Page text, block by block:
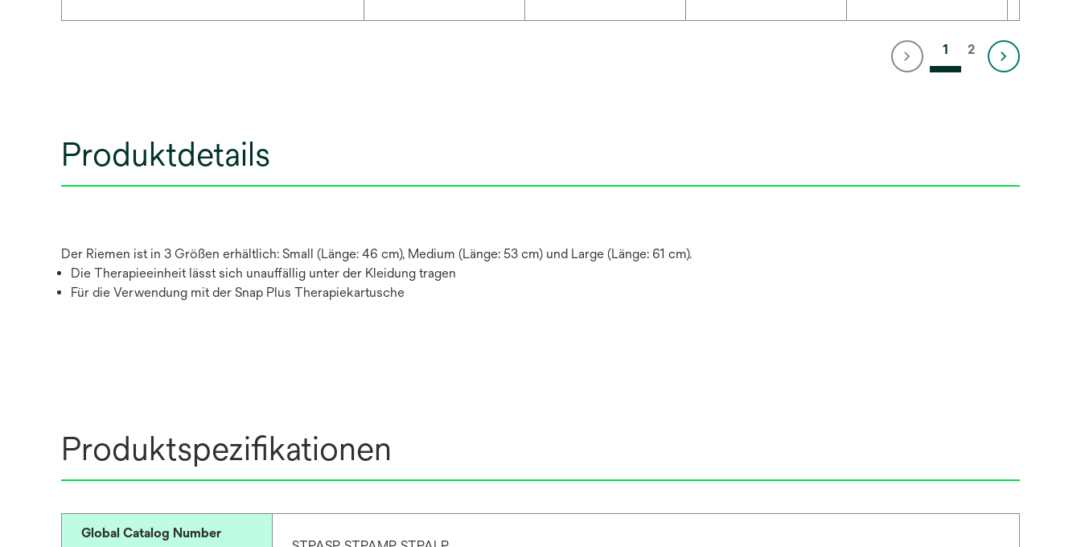
1 2
Produktdetails
Der Riemen ist in 3 Größen erhältlich: Small (Länge: 46 cm), Medium (Länge: 53 cm) und Large (Länge: 61 cm).
Die Therapieeinheit lässt sich unauffällig unter der Kleidung tragen
Für die Verwendung mit der Snap Plus Therapiekartusche
Produktspezifikationen
Global Catalog Number